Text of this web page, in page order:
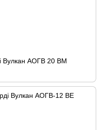
Вулкан АОГВ 20 ВМ